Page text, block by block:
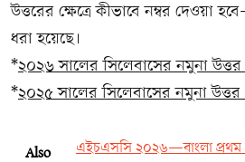
উত্তরের ক্ষেত্রে কীভাবে নম্বর দেওয়া
ধরা হয়েছে।
*২০২৬ সালের সিলেবাসের নমুনা
*২০২৫ সালের সিলেবাসের নমুনা
Also
এইচএসসি ২০২৬—বাংলা প্রথম